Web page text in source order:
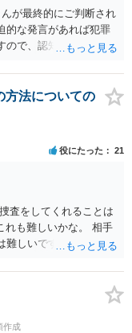
が最終的にご判断され
的な発言があれば犯罪
ので、認知等につきお
方法についての
役にたった 21
査をしてくれることは
れも難しいかな。 相手
難しいですね。 お役に
作成